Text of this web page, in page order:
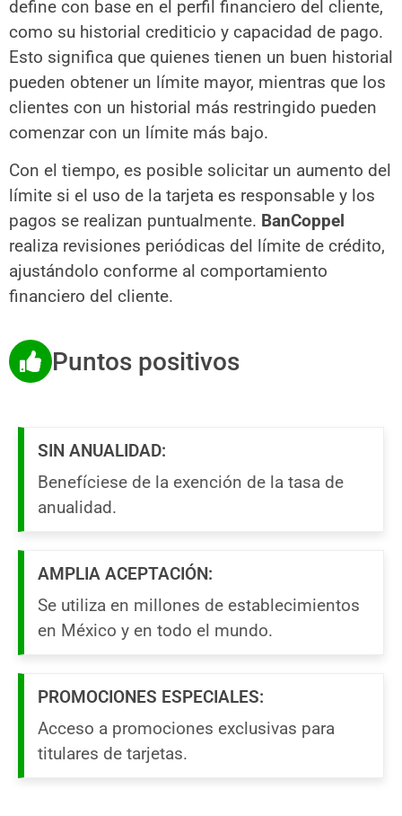
define con base en el perfil financiero del cliente,
como su historial crediticio y capacidad de pago.
Esto significa que quienes tienen un buen historial
pueden obtener un límite mayor, mientras que los
clientes con un historial más restringido pueden
comenzar con un límite más bajo.
Con el tiempo, es posible solicitar un aumento del
límite si el uso de la tarjeta es responsable y los
pagos se realizan puntualmente. BanCoppel
realiza revisiones periódicas del límite de crédito,
ajustándolo conforme al comportamiento
financiero del cliente.
Puntos positivos
SIN ANUALIDAD:
Benefíciese de la exención de la tasa de
anualidad.
AMPLIA ACEPTACIÓN:
Se utiliza en millones de establecimientos
en México y en todo el mundo.
PROMOCIONES ESPECIALES:
Acceso a promociones exclusivas para
titulares de tarjetas.